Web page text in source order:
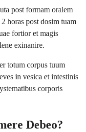
post formam oralem
horas post dosim tuam
fortior et magis
exinanire.
totum corpus tuum
in vesica et intestinis
corporis
Debeo?